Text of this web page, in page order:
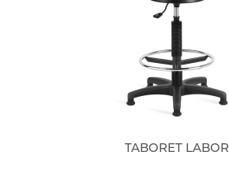
TABORET LABOR